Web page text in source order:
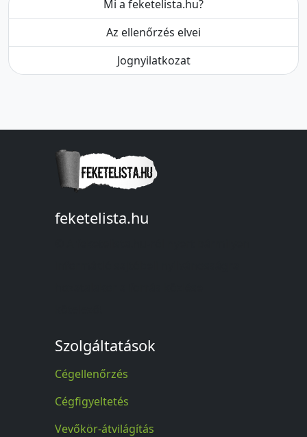
Mi a feketelista.hu?
Az ellenőrzés elvei
Jognyilatkozat
feketelista.hu
Szolgáltatások
Cégellenőrzés
Cégfigyeltetés
Vevőkör-átvilágítás